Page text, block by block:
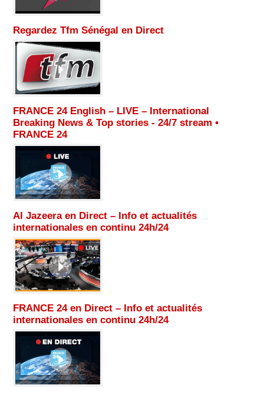
Regardez Tfm Sénégal en Direct
FRANCE 24 English – LIVE – International
Breaking News & Top stories - 24/7 stream •
FRANCE 24
Al Jazeera en Direct – Info et actualités
internationales en continu 24h/24
FRANCE 24 en Direct – Info et actualités
internationales en continu 24h/24